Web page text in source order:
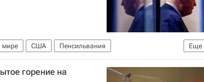
Еще
мире США
Пенсильвания
ЛДПР Дональд Трамп
горение на